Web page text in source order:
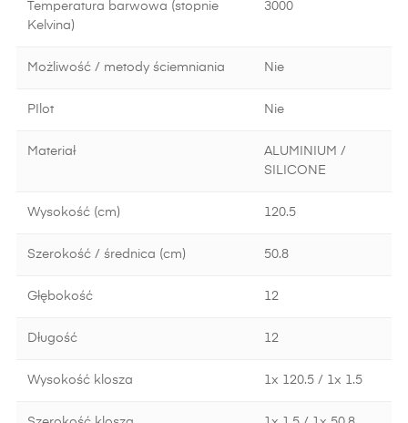
Temperatura barwowa (stopnie
Kelvina)
3000
Możliwość / metody ściemniania Nie
PIlot Nie
Materiał
ALUMINIUM /
SILICONE
Wysokość (cm) 120.5
Szerokość / średnica (cm) 50.8
Głębokość 12
Długość 12
Wysokość klosza 1x 120.5 / 1x 1.5